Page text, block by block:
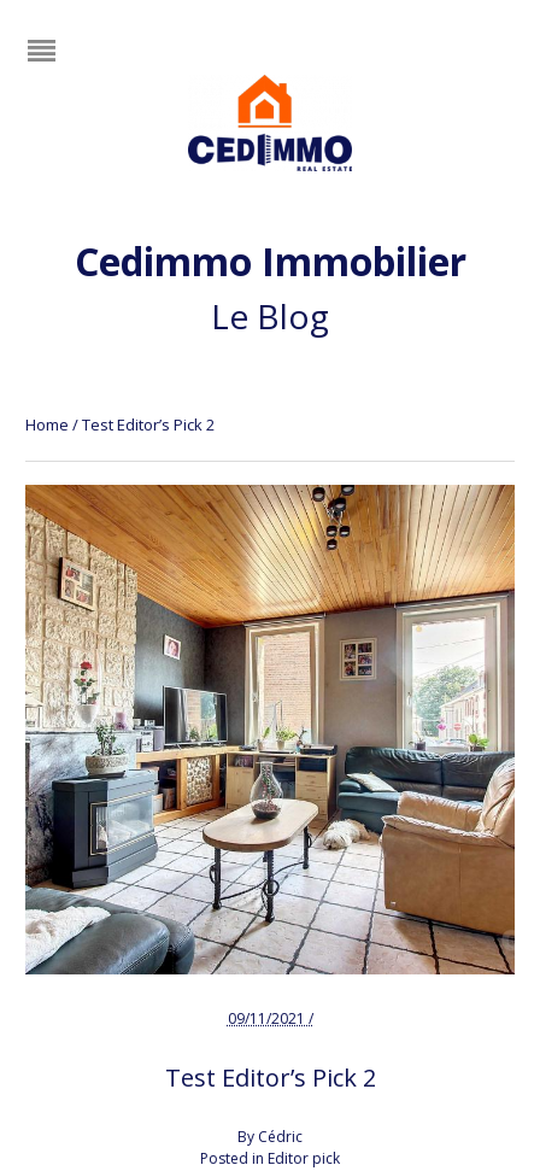
Cedimmo Immobilier
Le Blog
Home /Test Editor’s Pick 2
09/11/2021 /
Test Editor’s Pick 2
By Cédric
Posted in Editor pick